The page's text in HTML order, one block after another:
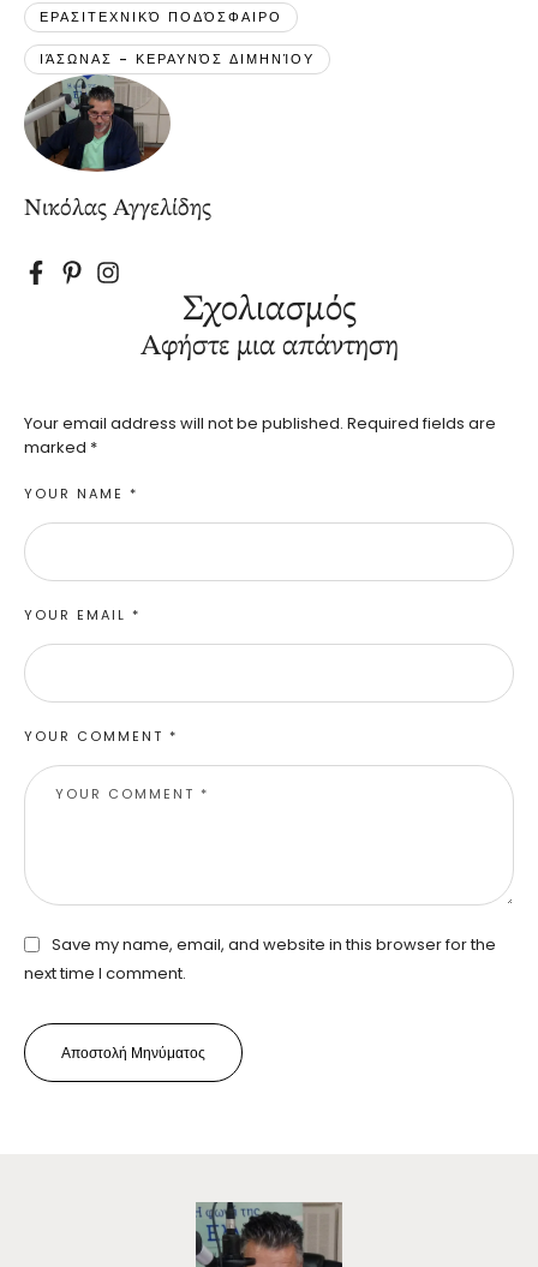
ΕΡΑΣΙΤΕΧΝΙΚΌ ΠΟΔΌΣΦΑΙΡΟ
ΙΆΣΩΝΑΣ - ΚΕΡΑΥΝΌΣ ΔΙΜΗΝΊΟΥ
Νικόλας Αγγελίδης
Σχολιασμός
Αφήστε μια απάντηση
Your email address will not be published. Required fields are
marked *
YOUR COMMENT *
YOUR NAME *
YOUR EMAIL *
Save my name, email, and website in this browser for the
next time I comment.
Αποστολή Μηνύματος